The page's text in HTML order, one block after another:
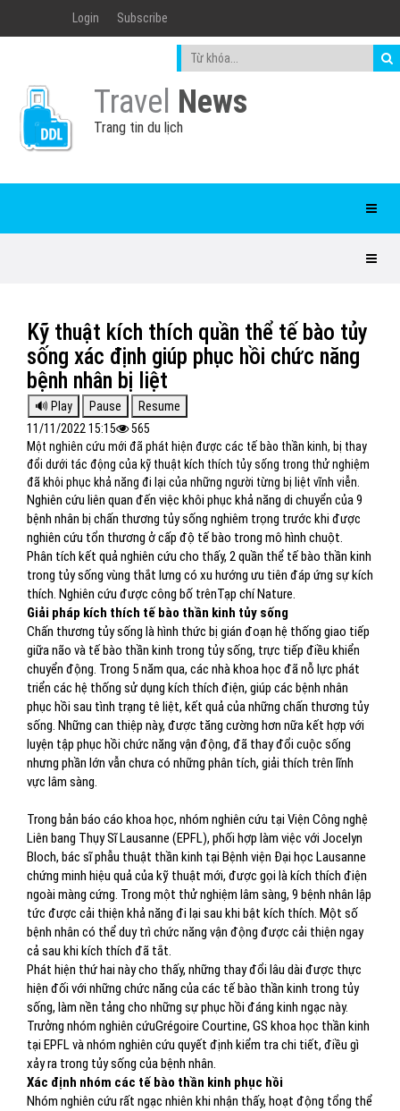
Login Subscribe
Travel News
Trang tin du lịch
Kỹ thuật kích thích quần thể tế bào tủy
sống xác định giúp phục hồi chức năng
bệnh nhân bị liệt
11/11/2022 15:15
565
Một nghiên cứu mới đã phát hiện được các tế bào thần kinh, bị thay
đổi dưới tác động của kỹ thuật kích thích tủy sống trong thử nghiệm
đã khôi phục khả năng đi lại của những người từng bị liệt vĩnh viễn.
Nghiên cứu liên quan đến việc khôi phục khả năng di chuyển của 9
bệnh nhân bị chấn thương tủy sống nghiêm trọng trước khi được
nghiên cứu tổn thương ở cấp độ tế bào trong mô hình chuột.
Phân tích kết quả nghiên cứu cho thấy, 2 quần thể tế bào thần kinh
trong tủy sống vùng thắt lưng có xu hướng ưu tiên đáp ứng sự kích
thích. Nghiên cứu được công bố trênTạp chí Nature.
Giải pháp kích thích tế bào thần kinh tủy sống
Chấn thương tủy sống là hình thức bị gián đoạn hệ thống giao tiếp
giữa não và tế bào thần kinh trong tủy sống, trực tiếp điều khiển
chuyển động. Trong 5 năm qua, các nhà khoa học đã nỗ lực phát
triển các hệ thống sử dụng kích thích điện, giúp các bệnh nhân
phục hồi sau tình trạng tê liệt, kết quả của những chấn thương tủy
sống. Những can thiệp này, được tăng cường hơn nữa kết hợp với
luyện tập phục hồi chức năng vận động, đã thay đổi cuộc sống
nhưng phần lớn vẫn chưa có những phân tích, giải thích trên lĩnh
vực lâm sàng.
Trong bản báo cáo khoa học, nhóm nghiên cứu tại Viện Công nghệ
Liên bang Thụy Sĩ Lausanne (EPFL), phối hợp làm việc với Jocelyn
Bloch, bác sĩ phẫu thuật thần kinh tại Bệnh viện Đại học Lausanne
chứng minh hiệu quả của kỹ thuật mới, được gọi là kích thích điện
ngoài màng cứng. Trong một thử nghiệm lâm sàng, 9 bệnh nhân lập
tức được cải thiện khả năng đi lại sau khi bật kích thích. Một số
bệnh nhân có thể duy trì chức năng vận động được cải thiện ngay
cả sau khi kích thích đã tắt.
Phát hiện thứ hai này cho thấy, những thay đổi lâu dài được thực
hiện đối với những chức năng của các tế bào thần kinh trong tủy
sống, làm nền tảng cho những sự phục hồi đáng kinh ngạc này.
Trưởng nhóm nghiên cứuGrégoire Courtine, GS khoa học thần kinh
tại EPFL và nhóm nghiên cứu quyết định kiểm tra chi tiết, điều gì
xảy ra trong tủy sống của bệnh nhân.
Xác định nhóm các tế bào thần kinh phục hồi
Nhóm nghiên cứu rất ngạc nhiên khi nhận thấy, hoạt động tổng thể